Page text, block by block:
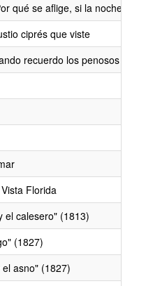
qué se aflige, si la noche
ciprés que viste
recuerdo los penosos días
Florida
el calesero" (1813)
(1827)
asno" (1827)